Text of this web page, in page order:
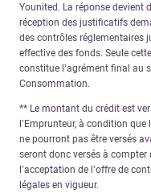
Younited. La réponse devient
réception des justificatifs
des contrôles réglementaires
effective des fonds. Seule
constitue l’agrément final au
Consommation.
** Le montant du crédit est
l’Emprunteur, à condition
ne pourront pas être versés
seront donc versés à
l’acceptation de l’offre de
légales en vigueur.